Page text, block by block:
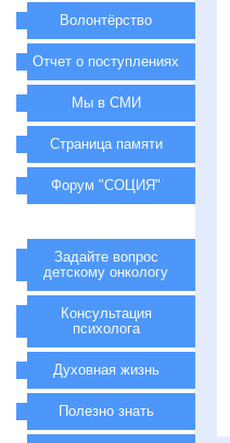
Волонтёрство
Отчет о поступлениях
Мы в СМИ
Страница памяти
Форум "СОЦИЯ"
Задайте вопрос
детскому онкологу
Консультация
психолога
Духовная жизнь
Полезно знать